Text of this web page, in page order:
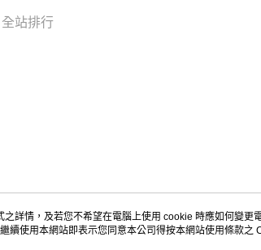
全站排行
客服資訊
詳情，及若您不希望在電腦上使用 cookie 時應如何變更
續使用本網站即表示您同意本公司得按本網站使用條款之